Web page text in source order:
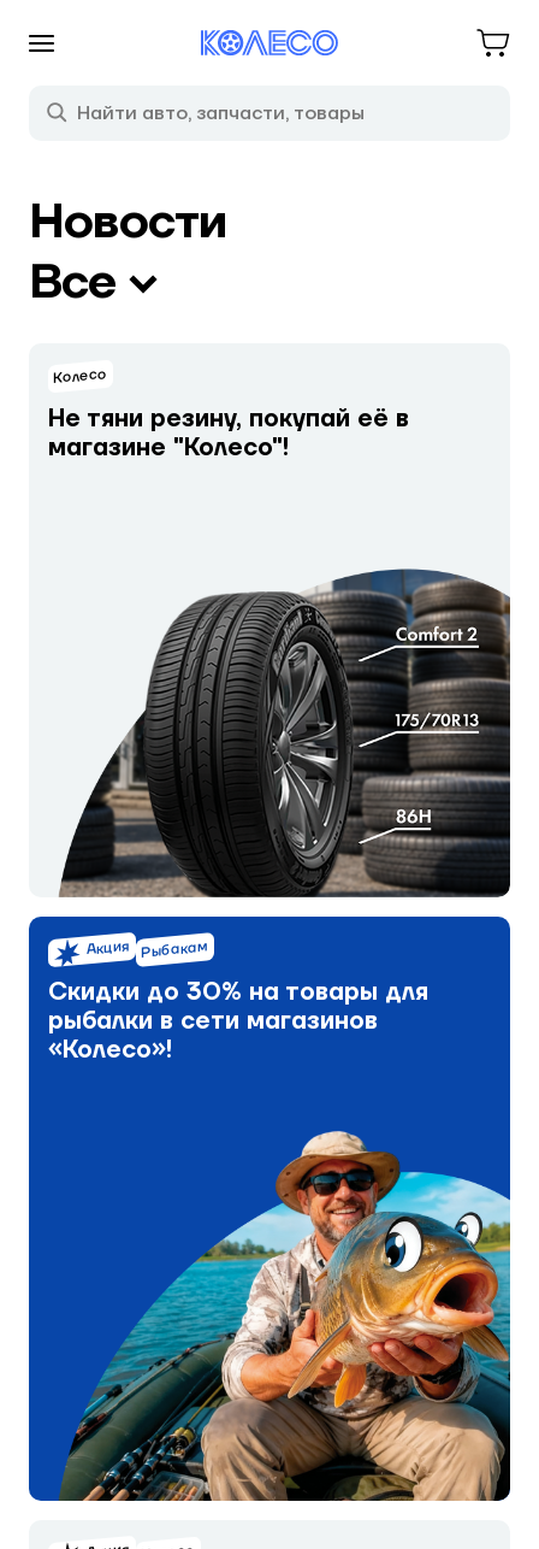
Новости
Все
Колесо
Не тяни резину, покупай её в
магазине "Колесо"!
Акция Рыбакам
Скидки до 30% на товары для
рыбалки в сети магазинов
«Колесо»!